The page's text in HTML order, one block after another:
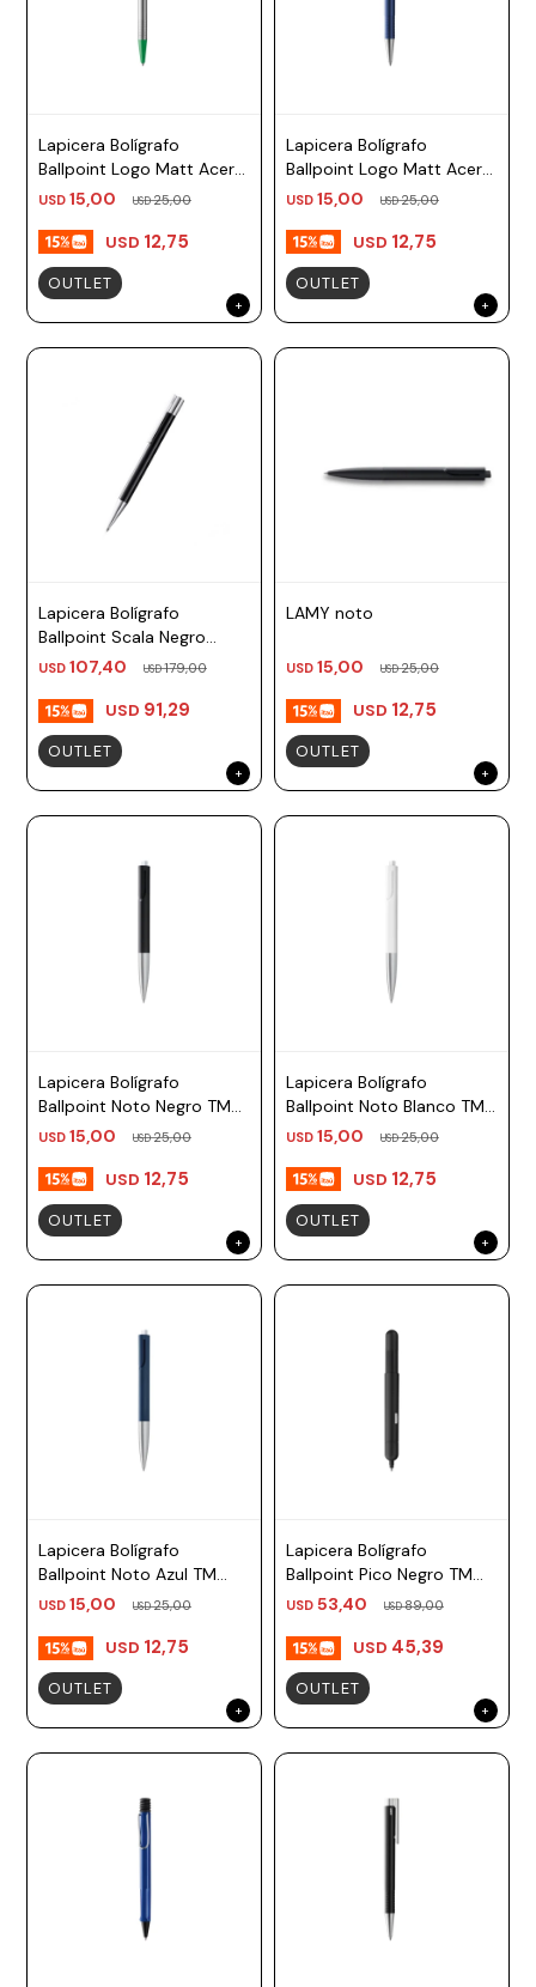
Lapicera Bolígrafo
Ballpoint Logo Matt Acero
Verde TM negro Lamy
USD 15,00 USD25,00
USD 12,75
OUTLET
Lapicera Bolígrafo
Ballpoint Logo Matt Acero
Azul TM azul Lamy
USD 15,00 USD25,00
USD 12,75
OUTLET
Lapicera Bolígrafo
Ballpoint Scala Negro
Mate TM negro Lamy
USD 107,40 USD179,00
USD 91,29
OUTLET
LAMY noto
USD 15,00 USD25,00
USD 12,75
OUTLET
Lapicera Bolígrafo
Ballpoint Noto Negro TM
negro Lamy
USD 15,00 USD25,00
USD 12,75
OUTLET
Lapicera Bolígrafo
Ballpoint Noto Blanco TM
negro Lamy
USD 15,00 USD25,00
USD 12,75
OUTLET
Lapicera Bolígrafo
Ballpoint Noto Azul TM
negro Lamy
USD 15,00 USD25,00
USD 12,75
OUTLET
Lapicera Bolígrafo
Ballpoint Pico Negro TM
negro Lamy
USD 53,40 USD89,00
USD 45,39
OUTLET